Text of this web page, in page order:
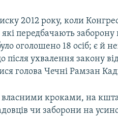
2012 року, коли
які передбачають
оголошено 18 осіб; є й
після ухвалення закону
голова Чечні Рамзан
власними кроками, на
чи заборони на